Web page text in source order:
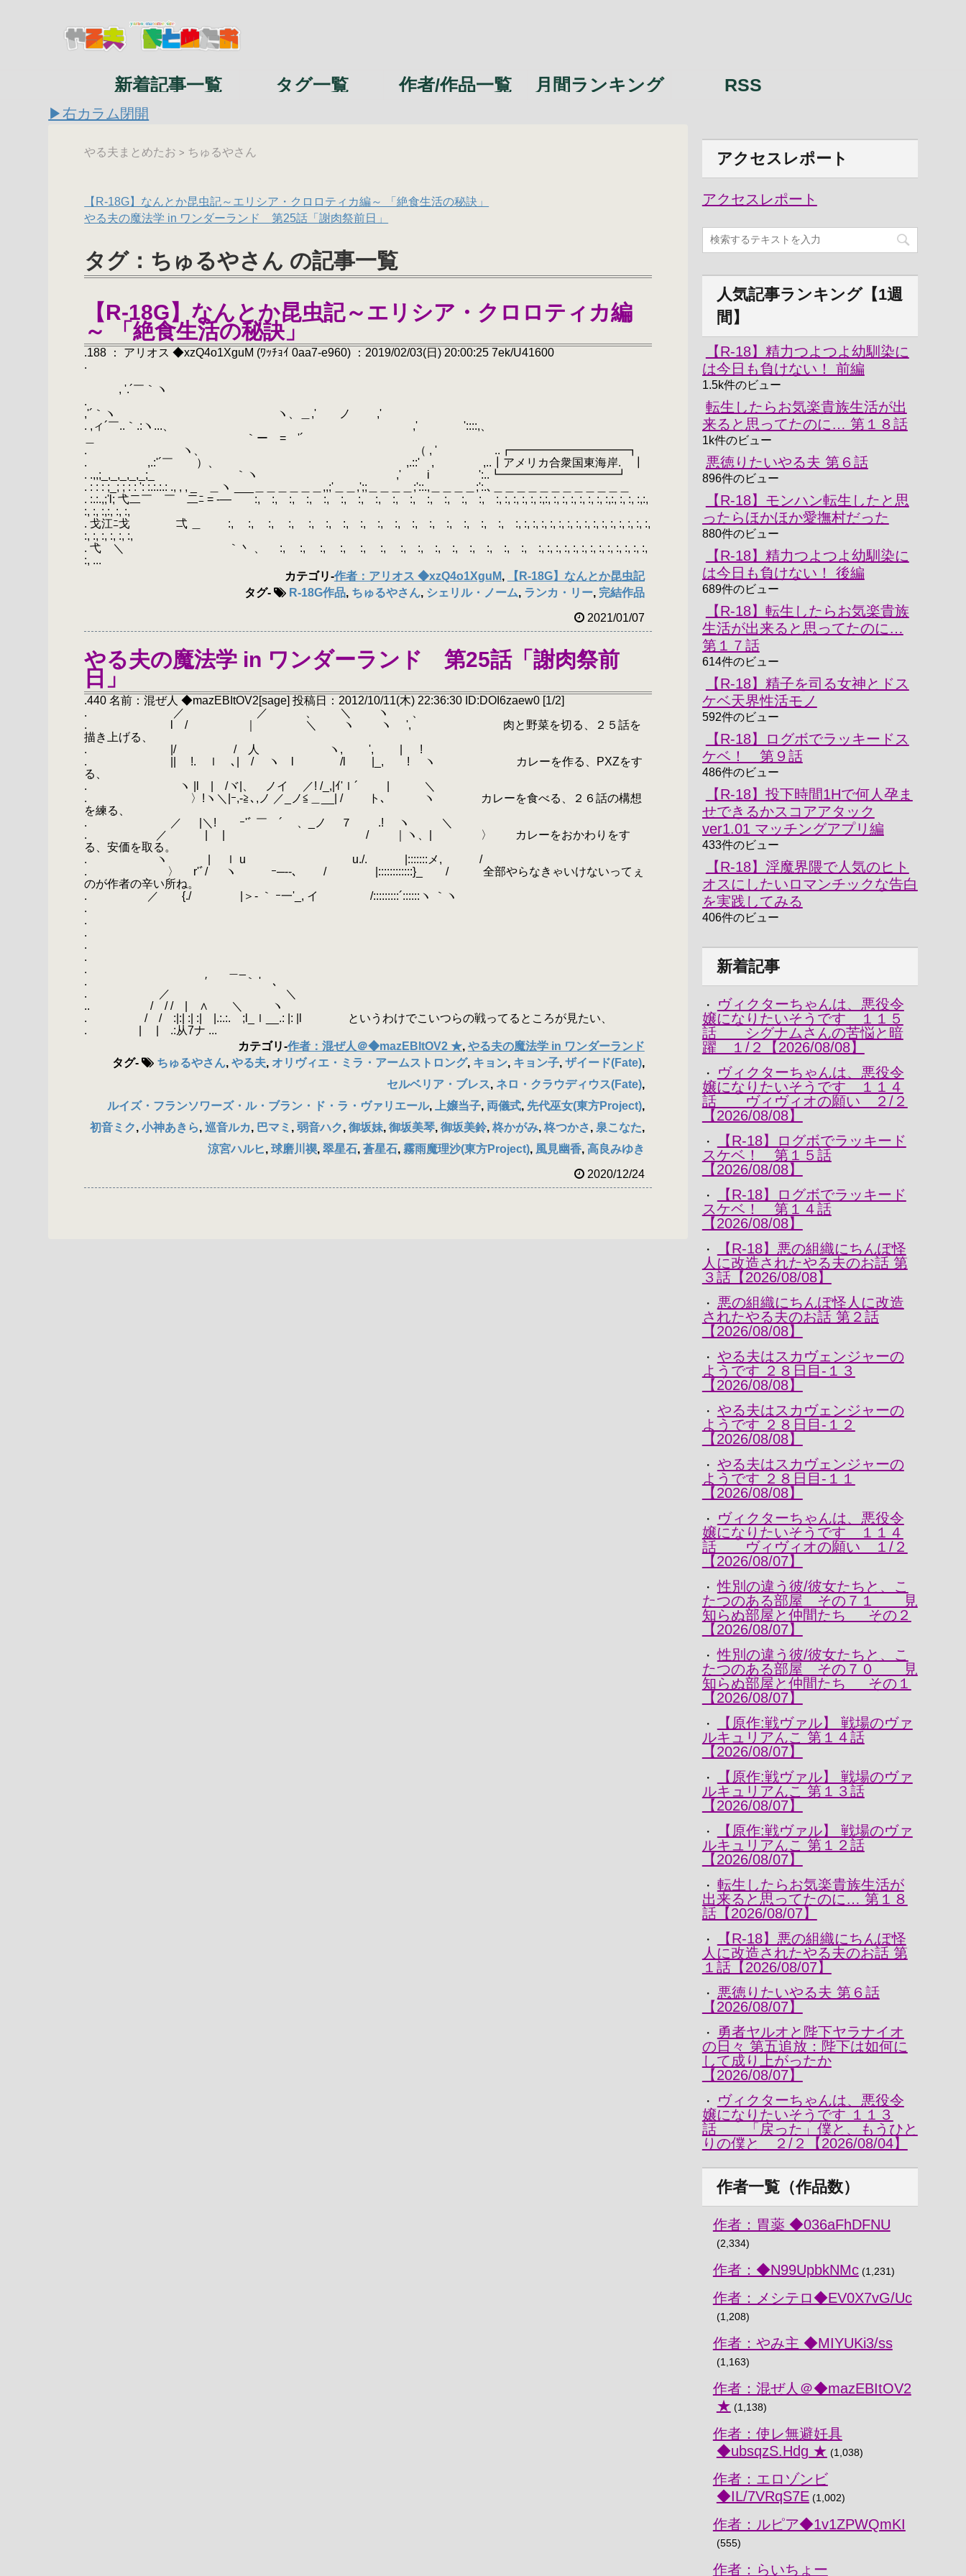
新着記事一覧 タグ一覧 作者/作品一覧 月間ランキング RSS
▶右カラム閉開
やる夫まとめたお > ちゅるやさん
【R-18G】なんとか昆虫記～エリシア・クロロティカ編～ 「絶食生活の秘訣」
やる夫の魔法学 in ワンダーランド 第25話「謝肉祭前日」
タグ：ちゅるやさん の記事一覧
【R-18G】なんとか昆虫記～エリシア・クロロティカ編
～ 「絶食生活の秘訣」
.188 ： アリオス ◆xzQ4o1XguM (ﾜｯﾁｮｲ 0aa7-e960) ：2019/02/03(日) 20:00:25 7ek/U41600
.
, '.´￣｀ヽ
.
,'´｀ヽ ヽ、＿,' ノ ,'
. ,ィ´￣..｀.:ヽ...、 ,' '::::,、
＿ ｀ー = '´
. ヽ、 （ , ' ..┏━━━━━━━━━━┓
. ,.:'´￣ ）、 ,.::' , ,..┃アメリカ合衆国東海岸. ┃
. .,,;_,_,_,_,_;_ ｀ヽ ,' i ':..┗━━━━━━━━━━┛
. : : : ;_; ; : : ': :.:.:.: ., , , _ ＿ヽ ___＿＿＿＿＿＿,,;'＿＿,';;＿＿＿＿;'::.,＿＿＿＿;':.､＿＿＿＿＿＿＿＿＿＿＿＿
. :.:.,;'l; 弋二￣ ￣ 二ﾆ = -― :, :, :, :, :, :, :, :, :, :, :, :, :, :, :, :, :, :, :, :,:, :, :, :, :, :, :, :,:, :, :, :,:,
:, :, :,:, :, :,
. 戈江ﾆ戈 弌 ＿ :, :, :, :, :, :, :, :, :, :, :, :, :, :, :, :, :, :, :, :, :, :, :, :, :, :, :, :, :, :, :, :,
:, :, :, :, :, :,
. 弋 ＼ ｀丶 、 :, :, :, :, :, :, :, :, :, :, :, :, :, :, :, :, :, :, :, :, :, :, :, :, :, :, :,
:, ...
カテゴリ-作者：アリオス ◆xzQ4o1XguM,
【R-18G】なんとか昆虫記
タグ- R-18G作品, ちゅるやさん, シェリル・ノーム, ランカ・リー, 完結作品
2021/01/07
やる夫の魔法学 in ワンダーランド 第25話「謝肉祭前
日」
.440 名前：混ぜ人 ◆mazEBItOV2[sage] 投稿日：2012/10/11(木) 22:36:30 ID:DOI6zaew0 [1/2]
. ／ ／ 、 ＼ ヽ 、
. l / ｜ ＼ ヽ ヽ ', 肉と野菜を切る、２５話を
描き上げる、
. |/ / 人 ヽ, ', | !
. || !. ｌ ､| / ヽ l /l |_, ! ヽ カレーを作る、PXZをす
る、
. ヽ |l | /ヾ|、 ノイ ／! /_,|ｲ'ｌ´ | ＼
. 〉!ヽ＼|ｰ,‐≧､,ノ ／_ノ≦＿__| / ト､ ヽ カレーを食べる、２６話の構想
を練る、
. ／ |＼! ゝｰ'ﾞ ￣ ´ ゝ、_ノ ７ .! ヽ ＼
. ／ | | / ｜ヽ、| 〉 カレーをおかわりをす
る、安価を取る。
. ヽ | ｌ u u./. |:::::::メ, /
. 〉 r'ﾞ/ ヽ ｰ─--､ / |::::::::::::}_ / 全部やらなきゃいけないってぇ
のが作者の辛い所ね。
. ／ {./ |＞- ｀ ｰ一'_, イ /:::::::::´::::::ヽ ｀ヽ
.
.
.
.
.
. ＿_
. ′ ｀ ' ､
. ／ ＼
.. / / / | ∧ ＼ ヽ
. / / :|:| :| :| |.:.:. ;l_ｌ__.: |: |l というわけでこいつらの戦ってるところが見たい、
. | | .:从7ナ ...
カテゴリ-作者：混ぜ人＠◆mazEBItOV2 ★, やる夫の魔法学 in ワンダーランド
タグ- ちゅるやさん, やる夫, オリヴィエ・ミラ・アームストロング, キョン, キョン子, ザイード(Fate),
セルベリア・ブレス, ネロ・クラウディウス(Fate),
ルイズ・フランソワーズ・ル・ブラン・ド・ラ・ヴァリエール, 上嬢当子, 両儀式, 先代巫女(東方Project),
初音ミク, 小神あきら, 巡音ルカ, 巴マミ , 弱音ハク, 御坂妹, 御坂美琴, 御坂美鈴, 柊かがみ, 柊つかさ, 泉こなた,
涼宮ハルヒ, 球磨川禊, 翠星石, 蒼星石, 霧雨魔理沙(東方Project), 風見幽香, 高良みゆき
2020/12/24
アクセスレポート
アクセスレポート
人気記事ランキング【1週
間】
【R-18】精力つよつよ幼馴染に
は今日も負けない！ 前編
1.5k件のビュー
転生したらお気楽貴族生活が出
来ると思ってたのに… 第１８話
1k件のビュー
悪徳りたいやる夫 第６話
896件のビュー
【R-18】モンハン転生したと思
ったらほかほか愛撫村だった
880件のビュー
【R-18】精力つよつよ幼馴染に
は今日も負けない！ 後編
689件のビュー
【R-18】転生したらお気楽貴族
生活が出来ると思ってたのに…
第１７話
614件のビュー
【R-18】精子を司る女神とドス
ケベ天界性活モノ
592件のビュー
【R-18】ログボでラッキードス
ケベ！ 第９話
486件のビュー
【R-18】投下時間1Hで何人孕ま
せできるかスコアアタック
ver1.01 マッチングアプリ編
433件のビュー
【R-18】淫魔界隈で人気のヒト
オスにしたいロマンチックな告白
を実践してみる
406件のビュー
新着記事
・
ヴィクターちゃんは、悪役令
嬢になりたいそうです １１５
話 シグナムさんの苦悩と暗
躍 １/２【2026/08/08】
・
ヴィクターちゃんは、悪役令
嬢になりたいそうです １１４
話 ヴィヴィオの願い ２/２
【2026/08/08】
・
【R-18】ログボでラッキード
スケベ！ 第１５話
【2026/08/08】
・
【R-18】ログボでラッキード
スケベ！ 第１４話
【2026/08/08】
・
【R-18】悪の組織にちんぽ怪
人に改造されたやる夫のお話 第
３話【2026/08/08】
・
悪の組織にちんぽ怪人に改造
されたやる夫のお話 第２話
【2026/08/08】
・
やる夫はスカヴェンジャーの
ようです ２８日目-１３
【2026/08/08】
・
やる夫はスカヴェンジャーの
ようです ２８日目-１２
【2026/08/08】
・
やる夫はスカヴェンジャーの
ようです ２８日目-１１
【2026/08/08】
・
ヴィクターちゃんは、悪役令
嬢になりたいそうです １１４
話 ヴィヴィオの願い １/２
【2026/08/07】
・
性別の違う彼/彼女たちと、こ
たつのある部屋 その７１ 見
知らぬ部屋と仲間たち その２
【2026/08/07】
・
性別の違う彼/彼女たちと、こ
たつのある部屋 その７０ 見
知らぬ部屋と仲間たち その１
【2026/08/07】
・
【原作:戦ヴァル】 戦場のヴァ
ルキュリアんこ 第１４話
【2026/08/07】
・
【原作:戦ヴァル】 戦場のヴァ
ルキュリアんこ 第１３話
【2026/08/07】
・
【原作:戦ヴァル】 戦場のヴァ
ルキュリアんこ 第１２話
【2026/08/07】
・
転生したらお気楽貴族生活が
出来ると思ってたのに… 第１８
話【2026/08/07】
・
【R-18】悪の組織にちんぽ怪
人に改造されたやる夫のお話 第
１話【2026/08/07】
・
悪徳りたいやる夫 第６話
【2026/08/07】
・
勇者ヤルオと陛下ヤラナイオ
の日々 第五追放：陛下は如何に
して成り上がったか
【2026/08/07】
・
ヴィクターちゃんは、悪役令
嬢になりたいそうです １１３
話 「戻った」僕と、もうひと
りの僕と ２/２【2026/08/04】
作者一覧（作品数）
作者：胃薬 ◆036aFhDFNU
(2,334)
作者：◆N99UpbkNMc(1,231)
作者：メシテロ◆EV0X7vG/Uc
(1,208)
作者：やみ主 ◆MIYUKi3/ss
(1,163)
作者：混ぜ人＠◆mazEBItOV2
★ (1,138)
作者：使レ無避妊具
◆ubsqzS.Hdg ★ (1,038)
作者：エロゾンビ
◆IL/7VRqS7E(1,002)
作者：ルピア◆1v1ZPWQmKI
(555)
作者：らいちょー